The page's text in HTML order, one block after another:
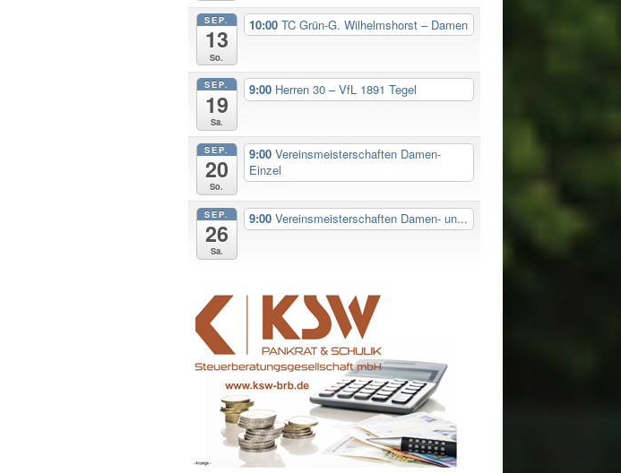
SEP.
13
So.
10:00TC Grün-G. Wilhelmshorst – Damen
SEP.
19
Sa.
9:00 Herren 30 – VfL 1891 Tegel
SEP.
20
So.
9:00Vereinsmeisterschaften Damen-
Einzel
SEP.
26
Sa.
9:00Vereinsmeisterschaften Damen- un...